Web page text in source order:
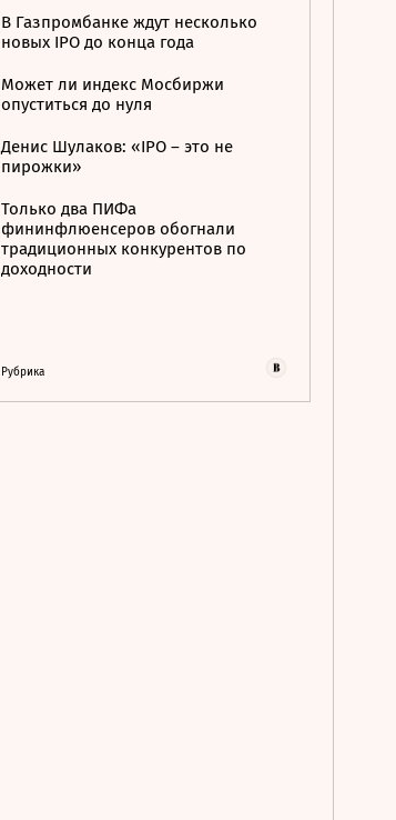
В Газпромбанке ждут несколько
новых IPO до конца года
Может ли индекс Мосбиржи
опуститься до нуля
Денис Шулаков: «IPO – это не
пирожки»
Только два ПИФа
фининфлюенсеров обогнали
традиционных конкурентов по
доходности
Рубрика